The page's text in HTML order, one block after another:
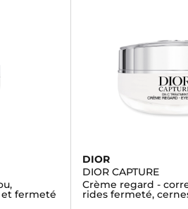
fermeté
DIOR
DIOR CAPTURE
Crème regard -
rides fermeté,